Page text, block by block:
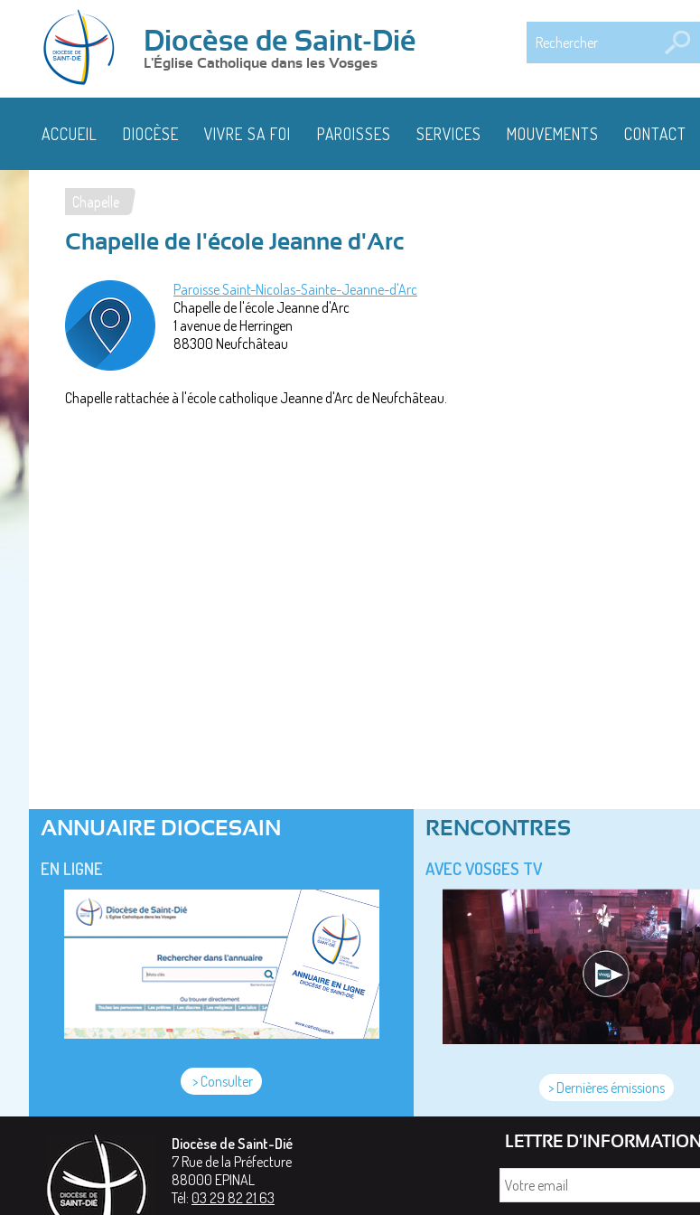
Diocèse de Saint-Dié
L'Église Catholique dans les Vosges
ACCUEIL DIOCÈSE VIVRE SA FOI PAROISSES SERVICES MOUVEMENTS CONTACT
Vous
êtes
ici
Chapelle
Chapelle de l'école Jeanne d'Arc
Paroisse Saint-Nicolas-Sainte-Jeanne-d'Arc
Chapelle de l'école Jeanne d'Arc
1 avenue de Herringen
88300 Neufchâteau
Chapelle rattachée à l'école catholique Jeanne d'Arc de Neufchâteau.
ANNUAIRE DIOCESAIN
EN LIGNE
> Consulter
RENCONTRES
AVEC VOSGES TV
> Dernières émissions
Diocèse de Saint-Dié
7 Rue de la Préfecture
88000 EPINAL
Tél: 03 29 82 21 63
LETTRE D'INFORMATION